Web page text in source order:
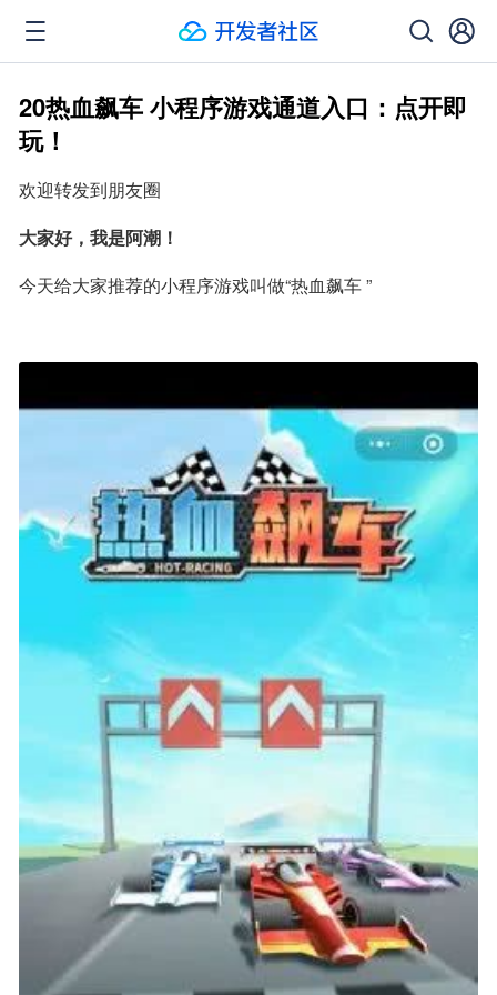
20热血飙车 小程序游戏通道入口：点开即
玩！
欢迎转发到朋友圈
大家好，我是阿潮！
今天给大家推荐的小程序游戏叫做“热血飙车 ”